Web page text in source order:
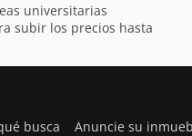
universitarias
subir los precios hasta
busca Anuncie su